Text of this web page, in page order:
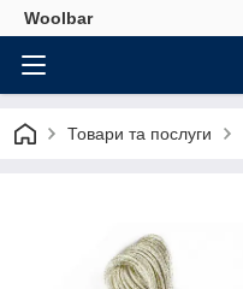
Woolbar
Товари та послуги